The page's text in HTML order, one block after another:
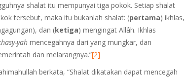
shalat itu mempunyai tiga pokok. Setiap shalat
tersebut, maka itu bukanlah shalat: (pertama) ikhlas,
dan (ketiga) mengingat Allâh. Ikhlas
-yahmencegahnya dari yang mungkar, dan
dan melarangnya.”[2]
berkata, “Shalat dikatakan dapat mencegah